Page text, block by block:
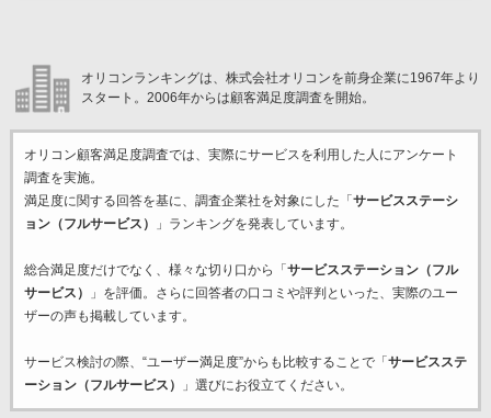
オリコンランキングは、株式会社オリコンを前身企業に1967年より
スタート。2006年からは顧客満足度調査を開始。
オリコン顧客満足度調査では、実際にサービスを利用した 人にアンケート
調査を実施。
満足度に関する回答を基に、調査企業社を対象にした「 サービスステーシ
ョン（フルサービス）
」ランキングを発表しています。
総合満足度だけでなく、様々な切り口から「 サービスステーション（フル
サービス）
」を評価。さらに回答者の口コミや評判といった、実際のユー
ザーの声も掲載しています。
サービス検討の際、“ユーザー満足度”からも比較することで「 サービスステ
ーション（フルサービス）
」選びにお役立てください。